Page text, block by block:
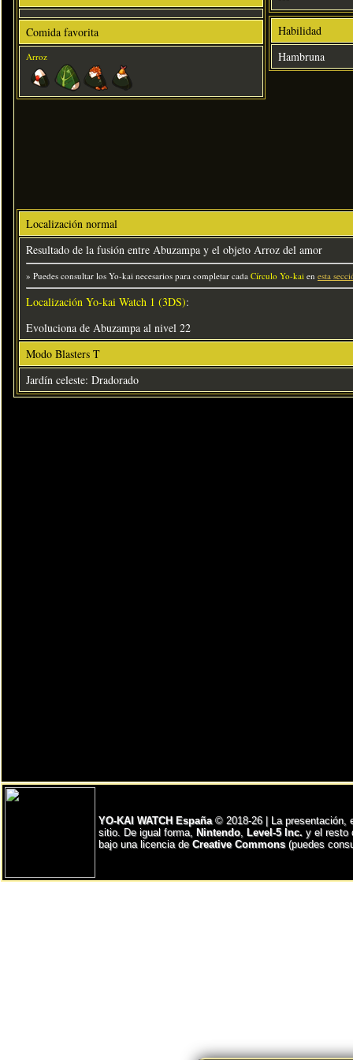
Comida favorita
Arroz
Habilidad
Hambruna
Localización normal
Resultado de la fusión entre Abuzampa y el objeto Arroz del amor
» Puedes consultar los Yo-kai necesarios para completar cada Círculo Yo-kai en esta
Localización Yo-kai Watch 1 (3DS):
Evoluciona de Abuzampa al nivel 22
Modo Blasters T
Jardín celeste: Dradorado
YO-KAI WATCH España © 2018-26 | La presentación,
sitio. De igual forma, Nintendo, Level-5 Inc. y el resto
bajo una licencia de Creative Commons(puedes